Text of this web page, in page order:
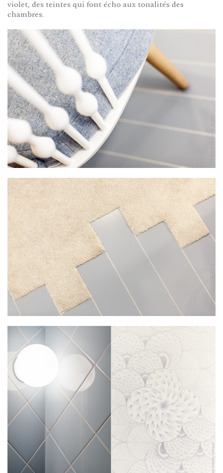
violet, des teintes qui font écho aux tonalités des
chambres.